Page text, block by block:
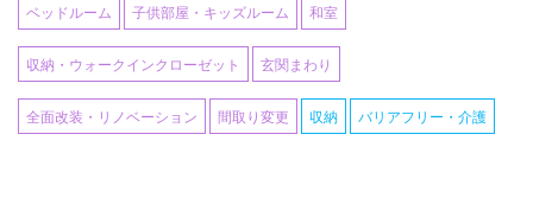
収納 バリアフリー・介護
ベッドルーム 子供部屋・キッズルーム 和室
収納・ウォークインクローゼット 玄関まわり
全面改装・リノベーション 間取り変更